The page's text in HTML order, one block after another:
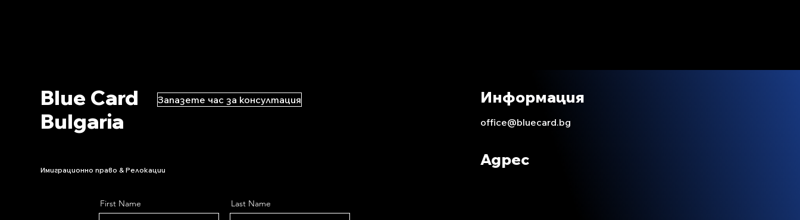
Blue Card
Bulgaria
Запазете час за консултация
Имиграционно право & Релокации
First Name Last Name
Информация
office@bluecard.bg
Адрес